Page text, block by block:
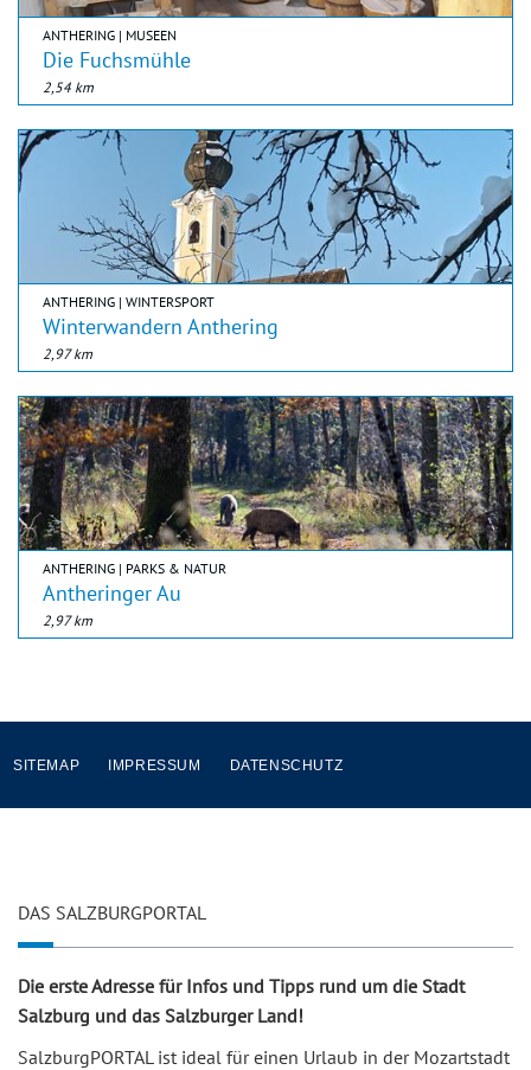
ANTHERING | MUSEEN
Die Fuchsmühle
2,54 km
ANTHERING | WINTERSPORT
Winterwandern Anthering
2,97 km
ANTHERING | PARKS & NATUR
Antheringer Au
2,97 km
SITEMAP IMPRESSUM DATENSCHUTZ
DAS SALZBURGPORTAL
Die erste Adresse für Infos und Tipps rund um die Stadt
Salzburg und das Salzburger Land!
SalzburgPORTAL ist ideal für einen Urlaub in der Mozartstadt